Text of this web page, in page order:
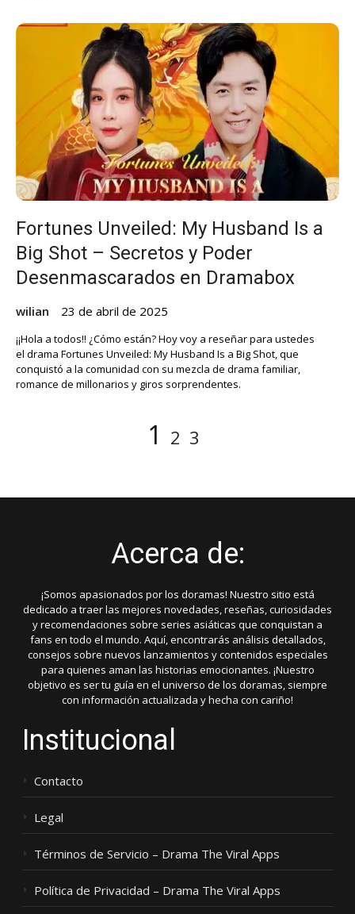
Fortunes Unveiled: My Husband Is a
Big Shot – Secretos y Poder
Desenmascarados en Dramabox
wilian 23 de abril de 2025
¡¡Hola a todos!! ¿Cómo están? Hoy voy a reseñar para ustedes
el drama Fortunes Unveiled: My Husband Is a Big Shot, que
conquistó a la comunidad con su mezcla de drama familiar,
romance de millonarios y giros sorprendentes.
Página
1 Página
2 Página
3
Acerca de:
¡Somos apasionados por los doramas! Nuestro sitio está
dedicado a traer las mejores novedades, reseñas, curiosidades
y recomendaciones sobre series asiáticas que conquistan a
fans en todo el mundo. Aquí, encontrarás análisis detallados,
consejos sobre nuevos lanzamientos y contenidos especiales
para quienes aman las historias emocionantes. ¡Nuestro
objetivo es ser tu guía en el universo de los doramas, siempre
con información actualizada y hecha con cariño!
Institucional
Contacto
Legal
Términos de Servicio – Drama The Viral Apps
Política de Privacidad – Drama The Viral Apps